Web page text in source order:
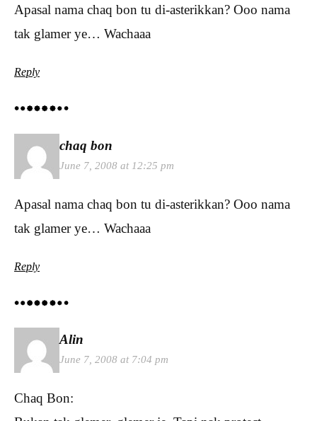
Apasal nama chaq bon tu di-asterikkan? Ooo nama
tak glamer ye… Wachaaa
Reply
chaq bon
June 7, 2008 at 12:25 pm
Apasal nama chaq bon tu di-asterikkan? Ooo nama
tak glamer ye… Wachaaa
Reply
Alin
June 7, 2008 at 7:04 pm
Chaq Bon: